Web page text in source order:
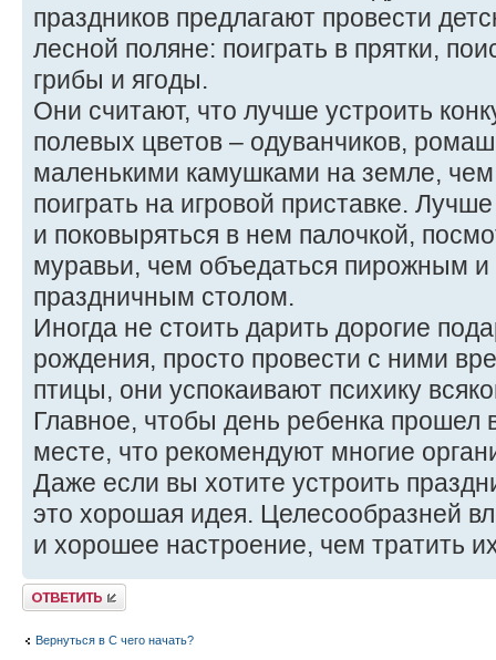
праздников предлагают провести
лесной поляне: поиграть в прятки,
грибы и ягоды.
Они считают, что лучше устроить
полевых цветов – одуванчиков,
маленькими камушками на земле,
поиграть на игровой приставке.
и поковыряться в нем палочкой,
муравьи, чем объедаться пирожным
праздничным столом.
Иногда не стоить дарить дорогие
рождения, просто провести с ними
птицы, они успокаивают психику
Главное, чтобы день ребенка прошел
месте, что рекомендуют многие
Даже если вы хотите устроить
это хорошая идея. Целесообразней
и хорошее настроение, чем тратить
Ответить
Вернуться в С чего начать?